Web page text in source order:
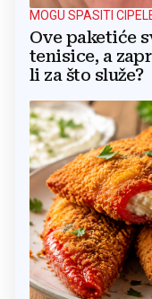
MOGU SPASITI
Ove paketiće
tenisice, a
li za što služe?